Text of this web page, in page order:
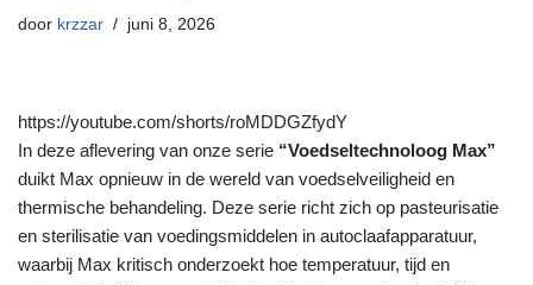
door krzzar juni 8, 2026
https://youtube.com/shorts/roMDDGZfydY
In deze aflevering van onze serie “Voedseltechnoloog Max”
duikt Max opnieuw in de wereld van voedselveiligheid en
thermische behandeling. Deze serie richt zich op pasteurisatie
en sterilisatie van voedingsmiddelen in autoclaafapparatuur,
waarbij Max kritisch onderzoekt hoe temperatuur, tijd en